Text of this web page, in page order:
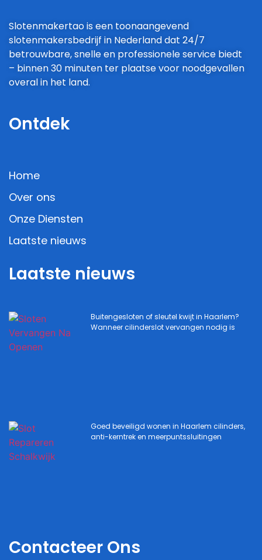
Slotenmakertao is een toonaangevend
slotenmakersbedrijf in Nederland dat 24/7
betrouwbare, snelle en professionele service biedt
– binnen 30 minuten ter plaatse voor noodgevallen
overal in het land.
Ontdek
Home
Over ons
Onze Diensten
Laatste nieuws
Laatste nieuws
Buitengesloten of sleutel kwijt in Haarlem?
Wanneer cilinderslot vervangen nodig is
Goed beveiligd wonen in Haarlem cilinders,
anti-kerntrek en meerpuntssluitingen
Contacteer Ons